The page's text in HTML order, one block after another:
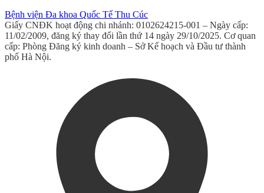
Bệnh viện Đa khoa Quốc Tế Thu Cúc
Giấy CNĐK hoạt động chi nhánh: 0102624215-001 – Ngày cấp:
11/02/2009, đăng ký thay đổi lần thứ 14 ngày 29/10/2025. Cơ quan
cấp: Phòng Đăng ký kinh doanh – Sở Kế hoạch và Đầu tư thành
phố Hà Nội.